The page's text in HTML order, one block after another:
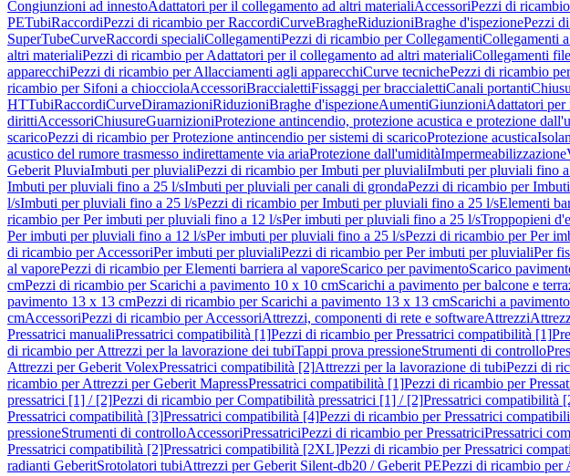
Congiunzioni ad innestoAdattatori per il collegamento ad altri materialiAccessoriPezzi di
PETubiRaccordiPezzi di ricambio per RaccordiCurveBragheRiduzioniBraghe d'ispezionePezzi
SuperTubeCurveRaccordi specialiCollegamentiPezzi di ricambio per CollegamentiCollegamenti
altri materialiPezzi di ricambio per Adattatori per il collegamento ad altri materialiCollegamenti
apparecchiPezzi di ricambio per Allacciamenti agli apparecchiCurve tecnichePezzi di ricambio
ricambio per Sifoni a chiocciolaAccessoriBraccialettiFissaggi per braccialettiCanali portanti
HTTubiRaccordiCurveDiramazioniRiduzioniBraghe d'ispezioneAumentiGiunzioniAdattatori per
dirittiAccessoriChiusureGuarnizioniProtezione antincendio, protezione acustica e protezione
scaricoPezzi di ricambio per Protezione antincendio per sistemi di scaricoProtezione acustica
acustico del rumore trasmesso indirettamente via ariaProtezione dall'umiditàImpermeabilizzazione
Geberit PluviaImbuti per pluvialiPezzi di ricambio per Imbuti per pluvialiImbuti per pluviali fino
Imbuti per pluviali fino a 25 l/sImbuti per pluviali per canali di grondaPezzi di ricambio per
l/sImbuti per pluviali fino a 25 l/sPezzi di ricambio per Imbuti per pluviali fino a 25 l/sElementi
ricambio per Per imbuti per pluviali fino a 12 l/sPer imbuti per pluviali fino a 25 l/sTroppopieni
Per imbuti per pluviali fino a 12 l/sPer imbuti per pluviali fino a 25 l/sPezzi di ricambio per Per
di ricambio per AccessoriPer imbuti per pluvialiPezzi di ricambio per Per imbuti per pluvialiPer
al vaporePezzi di ricambio per Elementi barriera al vaporeScarico per pavimentoScarico
cmPezzi di ricambio per Scarichi a pavimento 10 x 10 cmScarichi a pavimento per balcone e
pavimento 13 x 13 cmPezzi di ricambio per Scarichi a pavimento 13 x 13 cmScarichi a
cmAccessoriPezzi di ricambio per AccessoriAttrezzi, componenti di rete e softwareAttrezzi
Pressatrici manualiPressatrici compatibilità [1]Pezzi di ricambio per Pressatrici compatibilità [1]
di ricambio per Attrezzi per la lavorazione dei tubiTappi prova pressioneStrumenti di controllo
Attrezzi per Geberit VolexPressatrici compatibilità [2]Attrezzi per la lavorazione di tubiPezzi di
ricambio per Attrezzi per Geberit MapressPressatrici compatibilità [1]Pezzi di ricambio per
pressatrici [1] / [2]Pezzi di ricambio per Compatibilità pressatrici [1] / [2]Pressatrici compatibilità
Pressatrici compatibilità [3]Pressatrici compatibilità [4]Pezzi di ricambio per Pressatrici
pressioneStrumenti di controlloAccessoriPressatriciPezzi di ricambio per PressatriciPressatrici
Pressatrici compatibilità [2]Pressatrici compatibilità [2XL]Pezzi di ricambio per Pressatrici
radianti GeberitSrotolatori tubiAttrezzi per Geberit Silent-db20 / Geberit PEPezzi di ricambio per